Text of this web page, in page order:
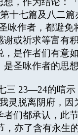
十七篇及八二
咏作者，都避
谢或祈求等富有
，是作者们有意
是圣咏作者的思
三 23—24的唁示
灵脱离阴府，因
们都承认，此
亦了含有永生